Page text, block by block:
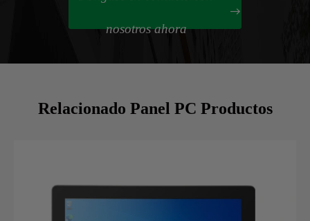
nosotros ahora

Relacionado Panel PC Productos